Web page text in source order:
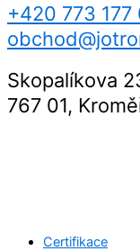
+420 773 177
Skopalíkova
767 01,
Certifikace